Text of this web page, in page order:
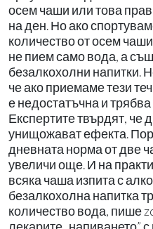
осем чаши или това
на ден. Но ако
количество от осем
не пием само вода, а
безалкохолни напитки.
че ако приемаме тези
е недостатъчна и
Експертите твърдят, че
унищожават ефекта.
дневната норма от две
увеличи още. И на
всяка чаша изпита с
безалкохолна напитка
количество вода, пише